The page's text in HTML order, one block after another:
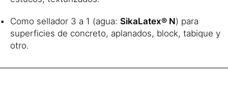
Como sellador 3 a 1 (agua: SikaLatex® N) para
superficies de concreto, aplanados, block, tabique y
otro.